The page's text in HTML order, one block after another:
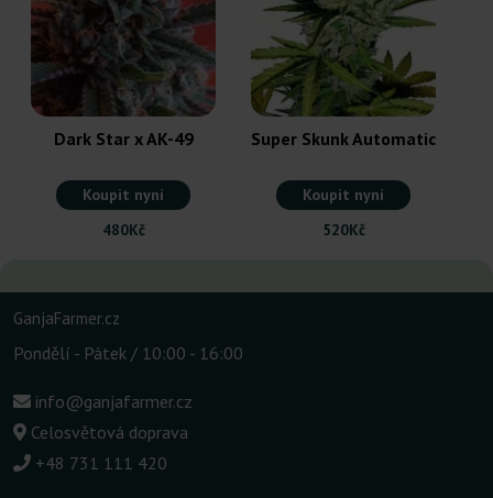
Dark Star x AK-49
Koupit nyní
480Kč
Super Skunk Automatic
Koupit nyní
520Kč
GanjaFarmer.cz
Pondělí - Pátek / 10:00 - 16:00
info@ganjafarmer.cz
Celosvětová doprava
+48 731 111 420